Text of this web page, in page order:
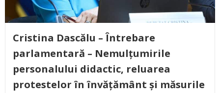
Cristina Dascălu – Întrebare
parlamentară – Nemulțumirile
personalului didactic, reluarea
protestelor în învățământ și măsurile